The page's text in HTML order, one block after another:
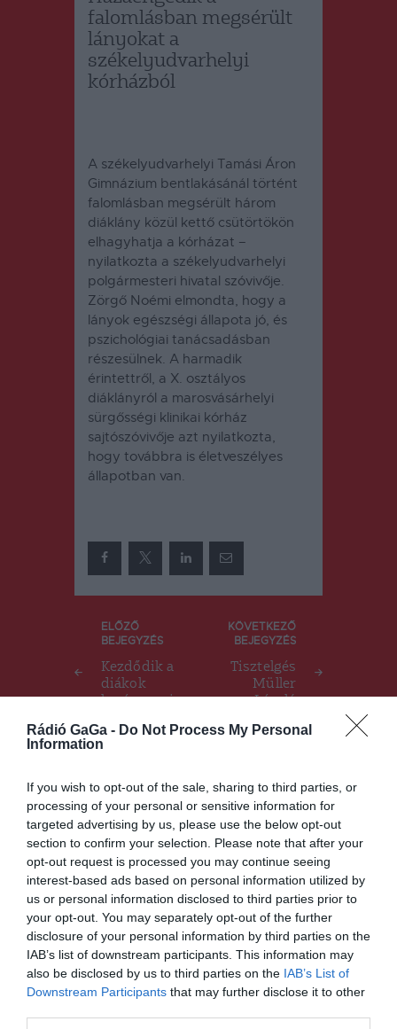
Rádió GaGa - Do Not Process My Personal
Information
If you wish to opt-out of the sale, sharing to third parties, or
processing of your personal or sensitive information for
targeted advertising by us, please use the below opt-out
section to confirm your selection. Please note that after your
opt-out request is processed you may continue seeing
interest-based ads based on personal information utilized by
us or personal information disclosed to third parties prior to
your opt-out. You may separately opt-out of the further
disclosure of your personal information by third parties on the
IAB’s list of downstream participants. This information may
also be disclosed by us to third parties on the IAB’s List of
Downstream Participants that may further disclose it to other
falomlásban megsérült
lányokat a
székelyudvarhelyi
kórházból
A székelyudvarhelyi Tamási Áron
Gimnázium bentlakásánál történt
falomlásban megsérült három
diáklány közül kettő csütörtökön
elhagyhatja a kórházat –
nyilatkozta a székelyudvarhelyi
polgármesteri hivatal szóvivője.
Zörgő Noémi elmondta, hogy a
lányok egészségi állapota jó, és
pszichológiai tanácsadásban
részesülnek. A harmadik
érintettről, a X. osztályos
diáklányról a marosvásárhelyi
sürgősségi klinikai kórház
sajtószóvivője azt nyilatkozta,
hogy továbbra is életveszélyes
állapotban van.
Bejegyzés
navigáció
ELŐZŐ
BEJEGYZÉS
Kezdődik a
diákok
karácsonyi
KÖVETKEZŐ
BEJEGYZÉS
Tisztelgés
Müller
László
Ez is érdekelheti
HÍRLISTA, UDVARHELYSZÉK
Megoldódik a családorvos
nélkül maradt páciensek
helyzete
CSÍKSZÉK GYERGYÓSZÉK,HÁROMSZÉK,
HÍRLISTA,MAROSSZÉK,UDVARHELYSZÉK
A sokéves átlagnál melegebb